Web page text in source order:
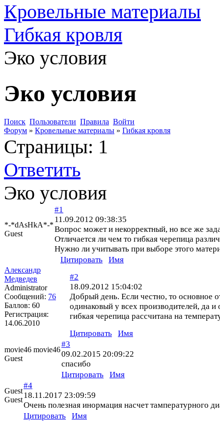
Кровельные материалы
Гибкая кровля
Эко условия
Эко условия
Поиск Пользователи Правила Войти
Форум » Кровельные материалы » Гибкая кровля
Страницы: 1
Ответить
Эко условия
*-*dAsHkA*-*
Guest
#1
11.09.2012 09:38:35
Вопрос может и некорректный, но все же
Отличается ли чем то гибкая черепица
Нужно ли учитывать при выборе этого
Цитировать
Имя
Александр
Медведев
Administrator
Сообщений: 76
Баллов: 60
Регистрация:
14.06.2010
#2
18.09.2012 15:04:02
Добрый день. Если честно, то основное
одинаковый у всех производителей, да и
гибкая черепица рассчитана на
Цитировать
Имя
movie46 movie46
Guest
#3
09.02.2015 20:09:22
спасибо
Цитировать
Имя
Guest
Guest
#4
18.11.2017 23:09:59
Очень полезная инормация насчет тампературного
Цитировать
Имя